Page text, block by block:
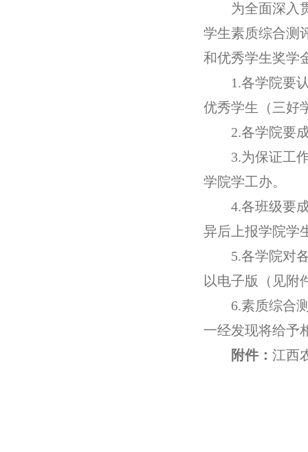
为全面深入
学生素质综合测
和优秀学生奖学
1.各学院要
优秀学生（三好
2.各学院要
3.为保证工
学院学工办。
4.各班级要
异后上报学院学
5.各学院对
以电子版（见附
6.素质综合
一经发现将给予
附件：江西